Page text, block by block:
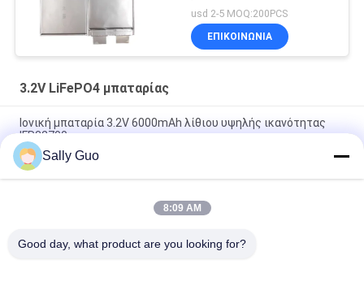
σακουλών μπαταριών
σταθμών δαπανών
usd 2-5 MOQ:200PCS
ΕΠΙΚΟΙΝΩΝΊΑ
3.2V LiFePO4 μπαταρίας
Ιονική μπαταρία 3.2V 6000mAh λίθιου υψηλής ικανότητας
IFR32700
Πακέτο μπαταριών IFR32140 2S1P 6.4V 15AH 3.2V LiFePO4 για
ηλεκτρικό ηλιακό περίφραξης που τροφοδοτείται
μπαταρία LPF42173205 113AH 3.2V LiFePO4 για τη EV και το
Sally Guo
8:09 AM
Good day, what product are you looking for?